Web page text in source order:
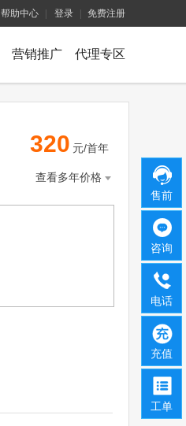
售前
咨询
电话
充值
工单
登录 免费注册
帮助中心
代理专区
营销推广
320 元/首年
查看多年价格